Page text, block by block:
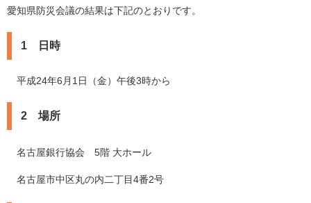
愛知県防災会議の結果は下記のとおりです。
1 日時
平成24年6月1日（金）午後3時から
2 場所
名古屋銀行協会 5階 大ホール
名古屋市中区丸の内二丁目4番2号